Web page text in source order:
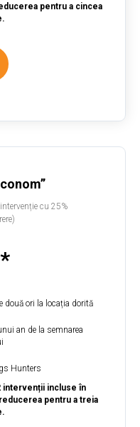
pentru a cincea
cu 25%
două ori la locația dorită
an de la semnarea
Hunters
intervenții incluse în
pentru a treia